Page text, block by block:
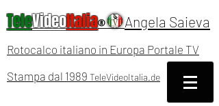
TeleVideoItalia® Angela Saieva
Rotocalco italiano in Europa Portale TV
Stampa dal 1989 TeleVideoItalia.de